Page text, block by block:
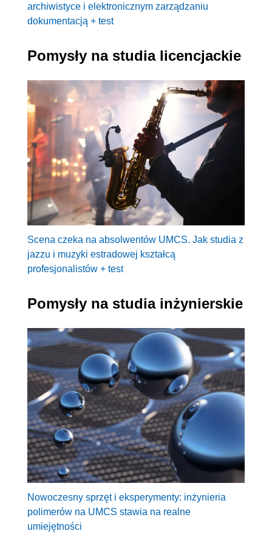
archiwistyce i elektronicznym zarządzaniu
dokumentacją + test
Pomysły na studia licencjackie
Scena czeka na absolwentów UMCS. Jak studia z
jazzu i muzyki estradowej kształcą
profesjonalistów + test
Pomysły na studia inżynierskie
Nowoczesny sprzęt i eksperymenty: inżynieria
polimerów na UMCS stawia na realne
umiejętności